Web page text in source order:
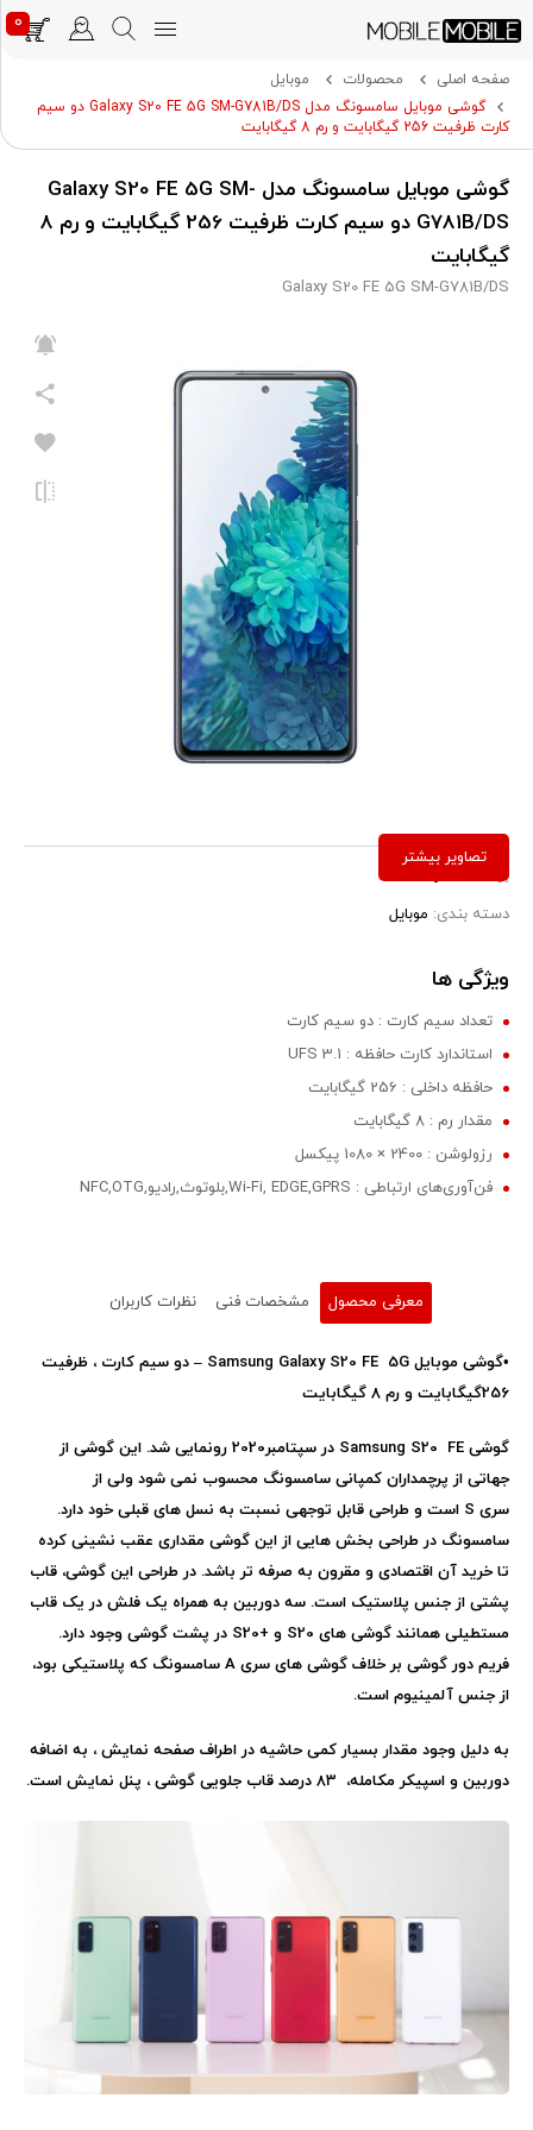
0
صفحه اصلی محصولات
موبایل
گوشی موبایل سامسونگ مدل Galaxy S20 FE 5G SM-G781B/DS دو سیم
کارت ظرفیت 256 گیگابایت و رم 8 گیگابایت
گوشی موبایل سامسونگ مدل Galaxy S20 FE 5G SM-
G781B/DS دو سیم کارت ظرفیت 256 گیگابایت و رم 8
گیگابایت
Galaxy S20 FE 5G SM-G781B/DS
برند:
دسته بندی: موبایل
ویژگی ها
تعداد سیم کارت : دو سیم کارت
استاندارد کارت حافظه : UFS 3.1
حافظه داخلی : 256 گیگابایت
مقدار رم : 8 گیگابایت
رزولوشن : 2400 × 1080 پیکسل
فن‌آوری‌های ارتباطی : Wi-Fi, EDGE,GPRS,بلوتوث,رادیو,NFC,OTG
معرفی محصول مشخصات فنی نظرات کاربران
•گوشی موبایل Samsung Galaxy S20 FE 5G – دو سیم کارت ، ظرفیت
256گیگابایت و رم 8 گیگابایت
گوشی Samsung S20 FE در سپتامبر2020
رونمایی شد. این گوشی از
جهاتی از پرچمداران کمپانی سامسونگ محسوب نمی شود ولی از
سری S است و طراحی قابل توجهی نسبت به نسل های قبلی خود دارد.
سامسونگ در طراحی بخش هایی از این گوشی مقداری عقب نشینی کرده
تا خرید آن اقتصادی و مقرون به صرفه تر باشد. در طراحی این گوشی، قاب
پشتی از جنس پلاستیک است. سه دوربین به همراه یک فلش در یک قاب
مستطیلی همانند گوشی های S20 و S20+ در پشت گوشی وجود دارد.
فریم دور گوشی بر خلاف گوشی های سری A سامسونگ که پلاستیکی بود،
از جنس آلمینیوم است.
به دلیل وجود مقدار بسیار کمی حاشیه در اطراف صفحه نمایش ، به اضافه
دوربین و اسپیکر مکامله، 83 درصد قاب جلویی گوشی ، پنل نمایش است.